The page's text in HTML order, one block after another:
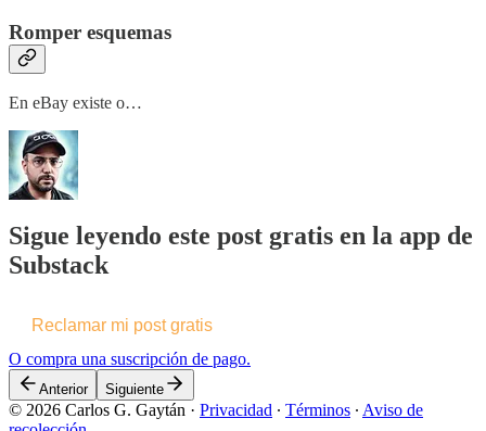
Romper esquemas
En eBay existe o…
Sigue leyendo este post gratis en la app de
Substack
Reclamar mi post gratis
O compra una suscripción de pago.
Anterior Siguiente
© 2026 Carlos G. Gaytán · Privacidad ∙ Términos ∙ Aviso de